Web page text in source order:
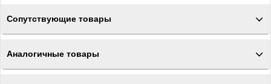
Сопутствующие товары
Аналогичные товары